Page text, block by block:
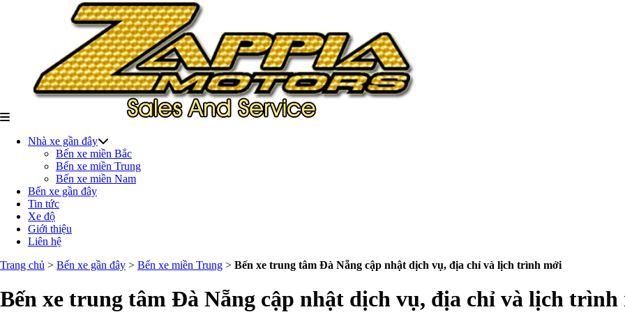
Nhà xe gần đây
Bến xe miền Bắc
Bến xe miền Trung
Bến xe miền Nam
Bến xe gần đây
Tin tức
Xe độ
Giới thiệu
Liên hệ
Trang chủ > Bến xe gần đây > Bến xe miền Trung > Bến xe trung tâm Đà Nẵng cập nhật dịch vụ, địa chỉ và lịch trình mới
Bến xe trung tâm Đà Nẵng cập nhật dịch vụ, địa chỉ và lịch trình